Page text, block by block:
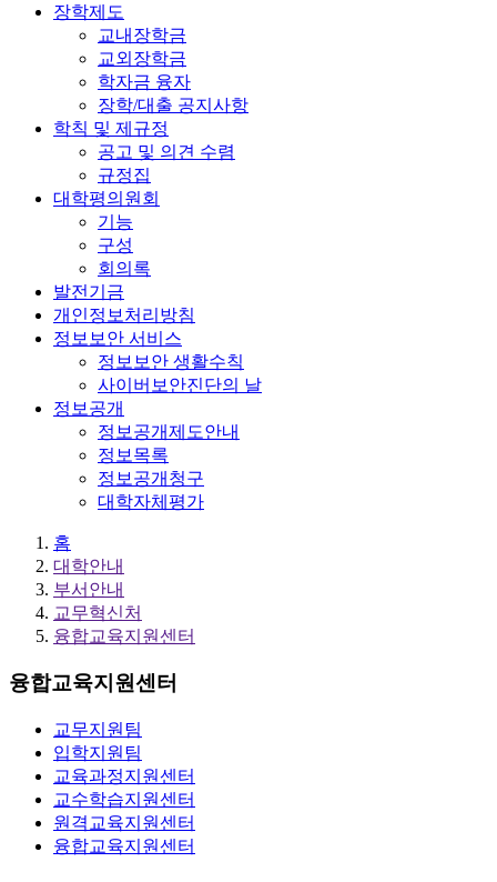
장학제도
교내장학금
교외장학금
학자금 융자
장학/대출 공지사항
학칙 및 제규정
공고 및 의견 수렴
규정집
대학평의원회
기능
구성
회의록
발전기금
개인정보처리방침
정보보안 서비스
정보보안 생활수칙
사이버보안진단의 날
정보공개
정보공개제도안내
정보목록
정보공개청구
대학자체평가
홈
대학안내
부서안내
교무혁신처
융합교육지원센터
융합교육지원센터
교무지원팀
입학지원팀
교육과정지원센터
교수학습지원센터
원격교육지원센터
융합교육지원센터